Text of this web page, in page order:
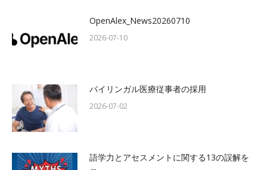
OpenAlex_News20260710
2026-07-10
バイリンガル医療従事者の採用
2026-07-02
語学力とアセスメントに関する13の誤解を